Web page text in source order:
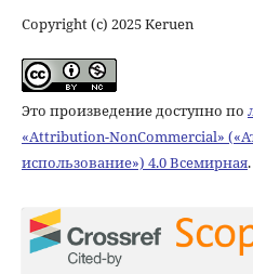
Copyright (c) 2025 Keruen
Это произведение доступно по
«Attribution-NonCommercial»
использование») 4.0 Всемирная.